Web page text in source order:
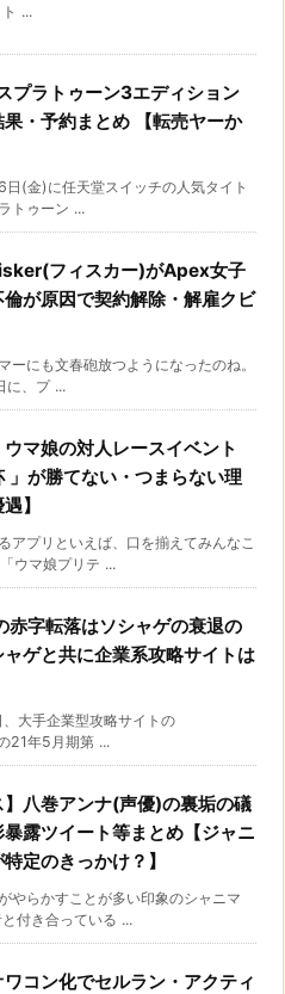
...
プラトゥーン3エディション
・予約まとめ 【転売ヤーか
(金)に任天堂スイッチの人気タイト
トゥーン ...
フィスカー)がApex女子
が原因で契約解除・解雇クビ
ーにも文春砲放つようになったのね。
に、プ ...
ウマ娘の対人レースイベント
」が勝てない・つまらない理
】
アプリといえば、口を揃えてみんなこ
ウマ娘プリテ ...
字転落はソシャゲの衰退の
ゲと共に企業系攻略サイトは
大手企業型攻略サイトの
21年5月期第 ...
】八巻アンナ(声優)の裏垢の礒
露ツイート等まとめ【ジャニ
定のきっかけ？】
やらかすことが多い印象のシャニマ
付き合っている ...
ワコン化でセルラン・アクティ